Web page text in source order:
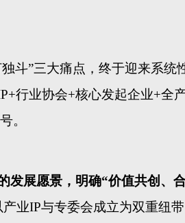
斗”三大痛点，终于迎来系统
行业协会+核心发起企业+全
。
发展愿景，明确“价值共创、
产业IP与专委会成立为双重纽